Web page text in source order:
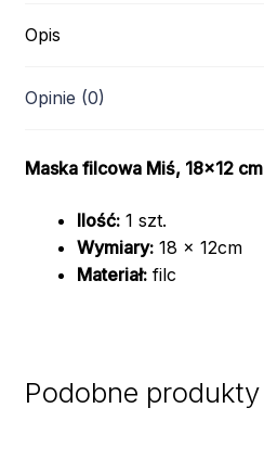
Opis
Opinie (0)
Maska filcowa Miś, 18×12 cm
Ilość:1 szt.
Wymiary:18 x 12cm
Materiał:filc
Podobne produkty